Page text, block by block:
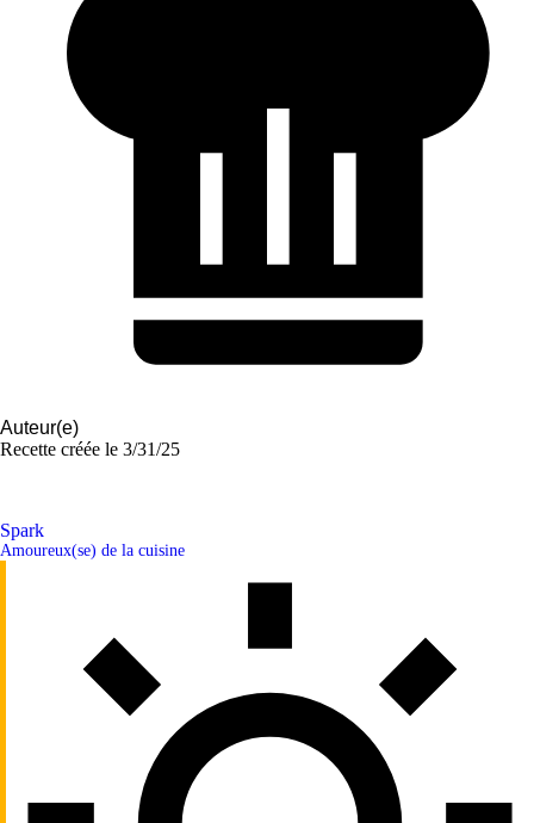
Auteur(e)
Recette créée le 3/31/25
Spark
Amoureux(se) de la cuisine